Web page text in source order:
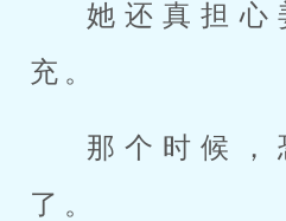
她还真担心
充。
那个时候，
了。